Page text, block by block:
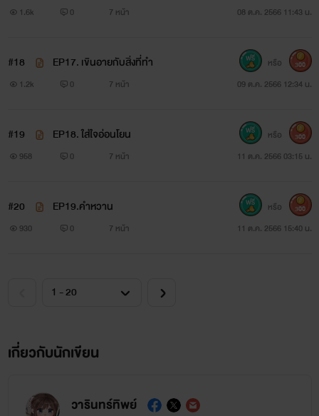
1.6k 0 7 หน้า 08 ต.ค. 2566 11:43 น.
#18 EP17. เขินอายกับสิ่งที่ทำ
1.2k 0 7 หน้า 09 ต.ค. 2566 12:34 น.
หรือ 300
#19 EP18. ใส่ใจอ่อนโยน
958 0 7 หน้า 11 ต.ค. 2566 03:15 น.
หรือ 300
#20 EP19.คำหวาน
930 0 7 หน้า 11 ต.ค. 2566 15:40 น.
หรือ 300
เกี่ยวกับนักเขียน
วารินทร์ทิพย์